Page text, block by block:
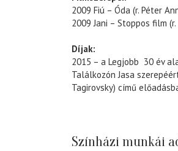
2009 Fiú – Óda (r. Péter
2009 Jani – Stoppos film
Díjak:
2015 – a Legjobb 30 év
Találkozón Jasa
Tagirovsky) című
Színházi munkái